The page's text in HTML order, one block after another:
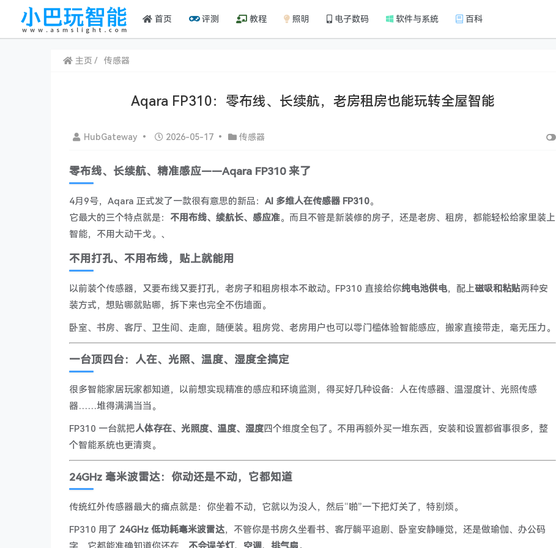
首页 评测 教程 照明 电子数码 软件与系统 百科
主页 传感器
Aqara FP310：零布线、长续航，老房租房也能玩转全屋智能
HubGateway • 2026-05-17 • 传感器
零布线、长续航、精准感应——Aqara FP310 来了
4月9号，Aqara 正式发了一款很有意思的新品： AI 多维人在传感器 FP310。
它最大的三个特点就是： 不用布线、续航长、感应准。而且不管是新装修的房子，还是老房、租房，都能轻松给家里装上
智能，不用大动干戈。、
不用打孔、不用布线，贴上就能用
以前装个传感器，又要布线又要打孔，老房子和租房根本不敢动。FP310 直接给你纯电池供电，配上磁吸和粘贴两种安
装方式，想贴哪就贴哪，拆下来也完全不伤墙面。
卧室、书房、客厅、卫生间、走廊，随便装。租房党、老房用户也可以零门槛体验智能感应，搬家直接带走，毫无压力。
一台顶四台：人在、光照、温度、湿度全搞定
很多智能家居玩家都知道，以前想实现精准的感应和环境监测，得买好几种设备：人在传感器、温湿度计、光照传感
器……堆得满满当当。
FP310 一台就把人体存在、光照度、温度、湿度四个维度全包了。不用再额外买一堆东西，安装和设置都省事很多，整
个智能系统也更清爽。
24GHz 毫米波雷达：你动还是不动，它都知道
传统红外传感器最大的痛点就是：你坐着不动，它就以为没人，然后“啪”一下把灯关了，特别烦。
FP310 用了 24GHz 低功耗毫米波雷达，不管你是书房久坐看书、客厅躺平追剧、卧室安静睡觉，还是做瑜伽、办公码